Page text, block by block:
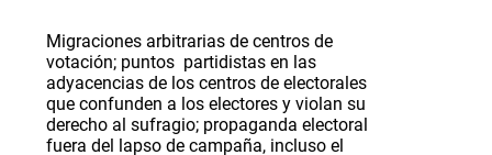
Migraciones arbitrarias de centros de
votación; puntos partidistas en las
adyacencias de los centros de electorales
que confunden a los electores y violan su
derecho al sufragio; propaganda electoral
fuera del lapso de campaña, incluso el